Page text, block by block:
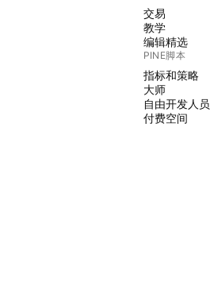
交易
教学
编辑精选
PINE脚本
指标和策略
大师
自由开发人员
付费空间